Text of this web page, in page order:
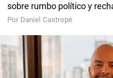
sobre rumbo político y
Por Daniel Castropé